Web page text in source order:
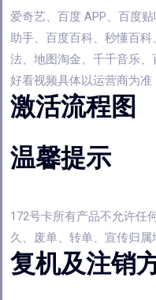
爱奇艺、百度 APP、百度
助手、百度百科、秒懂百
法、地图淘金、千千音乐、
好看视频具体以运营商为准
激活流程图
温馨提示
172号卡所有产品不允许任
久、废单、转单、宣传归
复机及注销